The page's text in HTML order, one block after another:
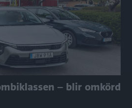
– blir omkörd